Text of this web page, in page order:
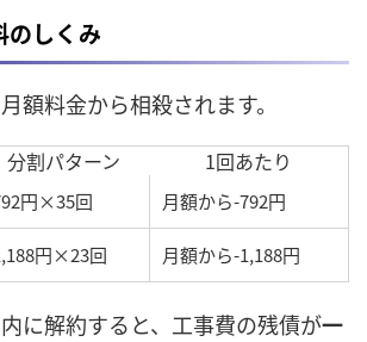
のしくみ
額料金から相殺されます。
分割パターン 1回あたり
円×35回 月額から-792円
円×23回 月額から-1,188円
に解約すると、工事費の残債が一